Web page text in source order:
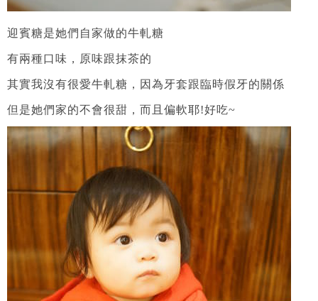
迎賓糖是她們自家做的牛軋糖
有兩種口味，原味跟抹茶的
其實我沒有很愛牛軋糖，因為牙套跟臨時假牙的關係
但是她們家的不會很甜，而且偏軟耶!好吃~